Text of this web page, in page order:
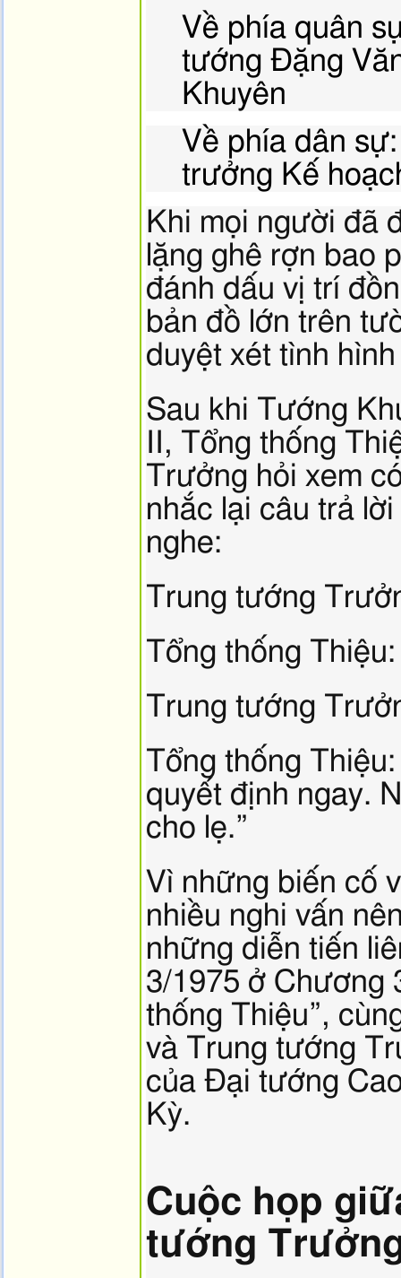
Về phía quân
tướng Đặng
Khuyên
Về phía dân
trưởng Kế
Khi mọi người đã
lặng ghê rợn bao
đánh dấu vị trí
bản đồ lớn trên
duyệt xét tình
Sau khi Tướng
II, Tổng thống
Trưởng hỏi xem
nhắc lại câu trả
nghe:
Trung tướng
Tổng thống
Trung tướng
Tổng thống
quyết định ngay.
cho lẹ.”
Vì những biến cố
nhiều nghi vấn
những diễn tiến
3/1975 ở Chương
thống Thiệu”,
và Trung tướng
của Đại tướng
Kỳ.
Cuộc họp
tướng